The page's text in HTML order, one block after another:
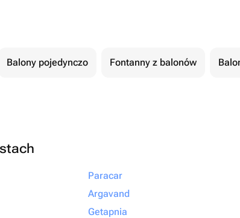
Balony pojedynczo Fontanny z balonów
Paracar
Argavand
Getapnia